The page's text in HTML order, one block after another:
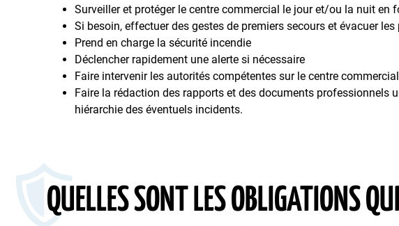
Surveiller et protéger le centre commercial le jour et/ou la nuit en
Si besoin, effectuer des gestes de premiers secours et évacuer
Prend en charge la sécurité incendie
Déclencher rapidement une alerte si nécessaire
Faire intervenir les autorités compétentes sur le centre
Faire la rédaction des rapports et des documents professionnels
hiérarchie des éventuels incidents.
QUELLES SONT LES OBLIGATIONS